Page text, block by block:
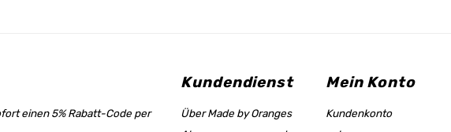
einen 5% Rabatt-Code per
Kundendienst
Über Made by Oranges
Mein Konto
Kundenkonto